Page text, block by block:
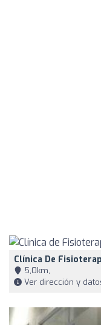
Clínica De
5,0km,
Ver dirección y